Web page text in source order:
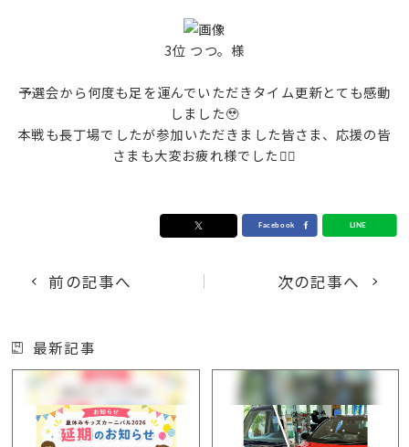
3位 つつ。様
予選会から何度も足を運んでいただきタイム更新とても感動
しました🥹
本戦も長丁場でしたが参加いただきました皆さま、応援の皆
さまも大変お疲れ様でした🙇‍♀️
前の記事へ 次の記事へ
最新記事